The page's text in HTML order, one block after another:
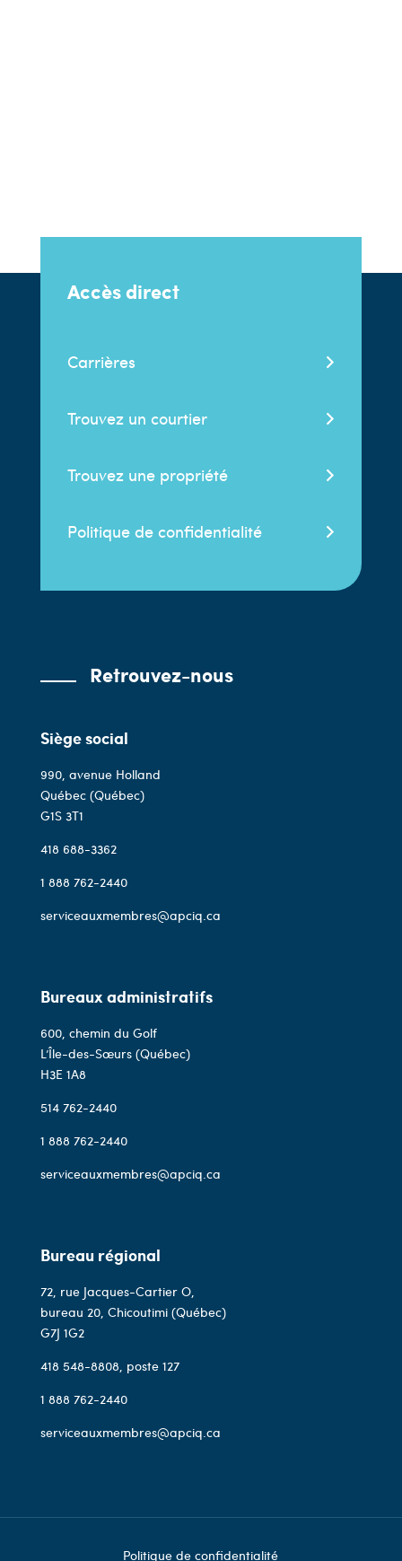
Accès direct
Carrières
Trouvez un courtier
Trouvez une propriété
Politique de confidentialité
Retrouvez-nous
Siège social
990, avenue Holland
Québec (Québec)
G1S 3T1
418 688-3362
1 888 762-2440
serviceauxmembres@apciq.ca
Bureaux administratifs
600, chemin du Golf
L’Île-des-Sœurs (Québec)
H3E 1A8
514 762-2440
1 888 762-2440
serviceauxmembres@apciq.ca
Bureau régional
72, rue Jacques-Cartier O,
bureau 20, Chicoutimi (Québec)
G7J 1G2
418 548-8808, poste 127
1 888 762-2440
serviceauxmembres@apciq.ca
Politique de confidentialité